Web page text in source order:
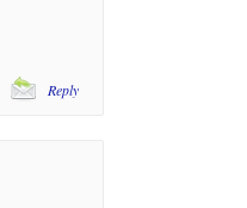
Reply